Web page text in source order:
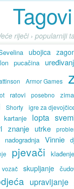
Tagovi
riječi › popularniji
ubojica
pucačina
Armor Games
ratovi posebno zima
Shorty igre za
kartanje lopta
znanje utrke
nadogradnja Vinnie
pjevači klađenje
vozač skupljanje
upravljanje